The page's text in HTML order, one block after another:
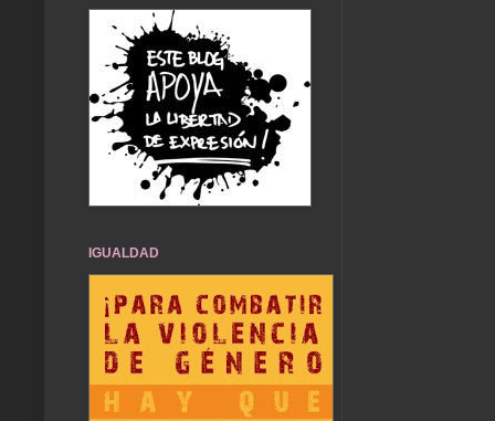
IGUALDAD